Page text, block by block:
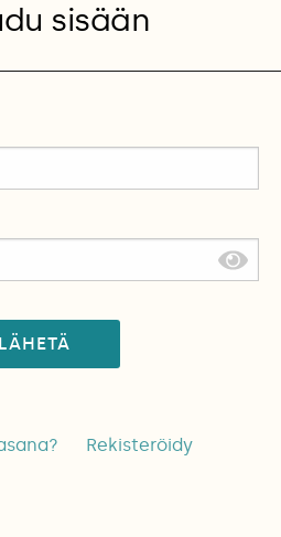
sisään
LÄHETÄ
Rekisteröidy